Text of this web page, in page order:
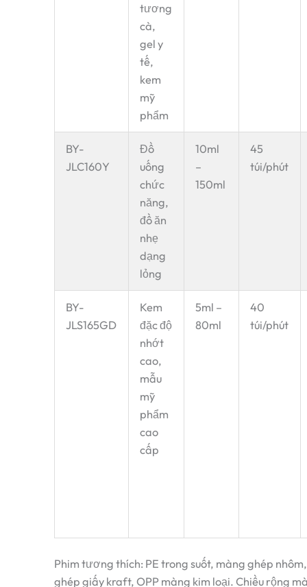
tương
cà,
gel y
tế,
kem
mỹ
phẩm
BY-
JLC160Y
Đồ
uống
chức
năng,
đồ ăn
nhẹ
dạng
lỏng
10ml
–
150ml
45
túi/phút
BY-
JLS165GD
Kem
đặc độ
nhớt
cao,
mẫu
mỹ
phẩm
cao
cấp
5ml –
80ml
40
túi/phút
Phim tương thích: PE trong suốt, màng ghép
ghép giấy kraft, OPP màng kim loại. Chiều rộng